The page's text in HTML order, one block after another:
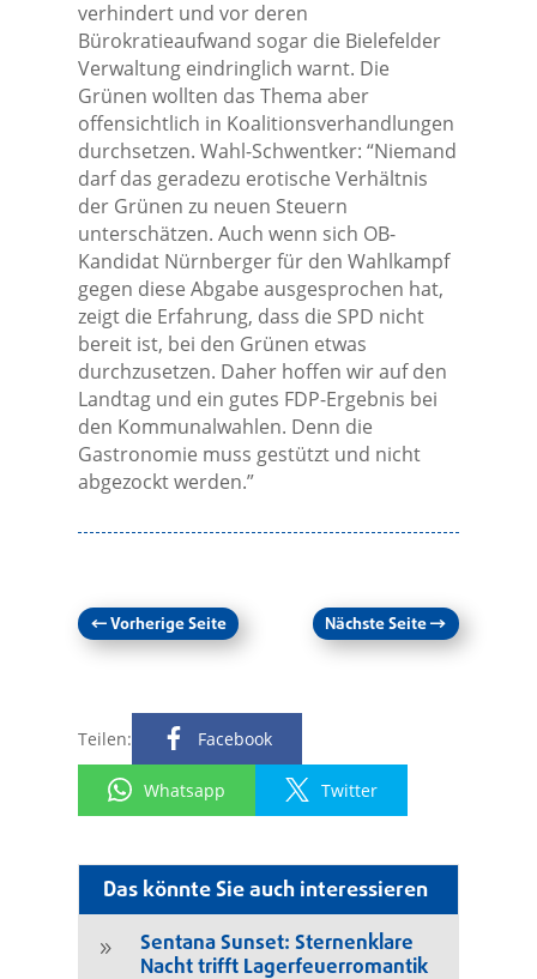
Das könnte Sie auch interessieren
9
Sentana Sunset: Sternenklare
Nacht trifft Lagerfeuerromantik
verhindert und vor deren
Bürokratieaufwand sogar die Bielefelder
Verwaltung eindringlich warnt. Die
Grünen wollten das Thema aber
offensichtlich in Koalitionsverhandlungen
durchsetzen. Wahl-Schwentker: “Niemand
darf das geradezu erotische Verhältnis
der Grünen zu neuen Steuern
unterschätzen. Auch wenn sich OB-
Kandidat Nürnberger für den Wahlkampf
gegen diese Abgabe ausgesprochen hat,
zeigt die Erfahrung, dass die SPD nicht
bereit ist, bei den Grünen etwas
durchzusetzen. Daher hoffen wir auf den
Landtag und ein gutes FDP-Ergebnis bei
den Kommunalwahlen. Denn die
Gastronomie muss gestützt und nicht
abgezockt werden.”
←Vorherige Seite Nächste Seite→
Teilen: Facebook
Whatsapp Twitter